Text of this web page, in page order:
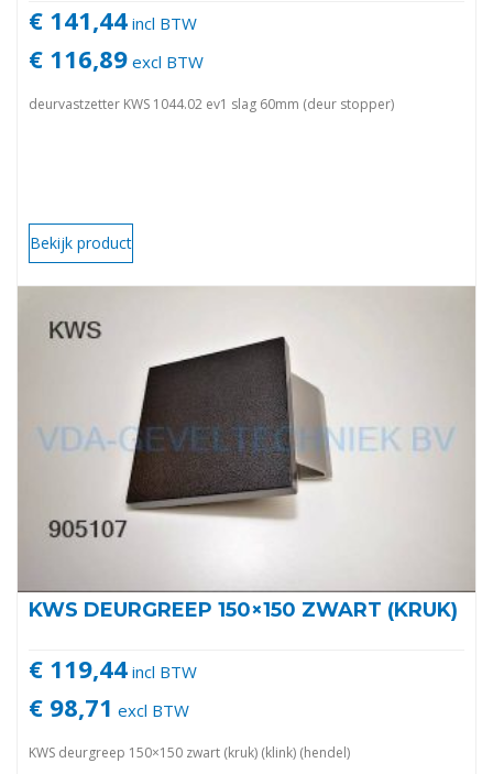
€ 141,44 incl BTW
€ 116,89 excl BTW
deurvastzetter KWS 1044.02 ev1 slag 60mm (deur stopper)
Bekijk product
KWS DEURGREEP 150×150 ZWART (KRUK)
€ 119,44 incl BTW
€ 98,71 excl BTW
KWS deurgreep 150×150 zwart (kruk) (klink) (hendel)